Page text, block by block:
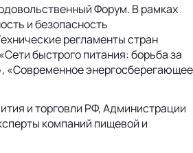
Форум. В рамках
и безопасность
регламенты стран
быстрого питания: борьба за
«Современное энергосберегающее
и торговли РФ, Администрации
компаний пищевой и